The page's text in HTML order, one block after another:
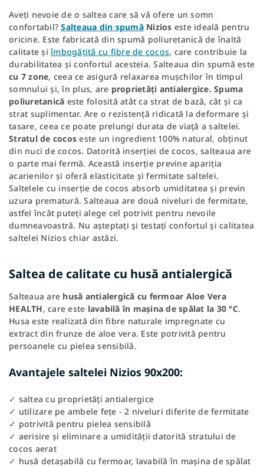
Aveți nevoie de o saltea care să vă ofere un somn
confortabil?Salteaua din spumăNizios este ideală pentru
oricine. Este fabricată din spumă poliuretanică de înaltă
calitate șiîmbogățită cu fibre de cocos, care contribuie la
durabilitatea și confortul acesteia. Salteaua din spumă este
cu 7 zone, ceea ce asigură relaxarea mușchilor în timpul
somnului și, în plus, are proprietăți antialergice. Spuma
poliuretanică este folosită atât ca strat de bază, cât și ca
strat suplimentar. Are o rezistență ridicată la deformare și
tasare, ceea ce poate prelungi durata de viață a saltelei.
Stratul de cocos este un ingredient 100% natural, obținut
din nuci de cocos. Datorită inserției de cocos, salteaua are
o parte mai fermă. Această inserție previne apariția
acarienilor și oferă elasticitate și fermitate saltelei.
Saltelele cu inserție de cocos absorb umiditatea și previn
uzura prematură. Salteaua are două niveluri de fermitate,
astfel încât puteți alege cel potrivit pentru nevoile
dumneavoastră. Nu așteptați și testați confortul și calitatea
saltelei Nizios chiar astăzi.
Saltea de calitate cu husă antialergică
Salteaua are husă antialergică cu fermoar Aloe Vera
HEALTH, care este lavabilă în mașina de spălat la 30 °C.
Husa este realizată din fibre naturale impregnate cu
extract din frunze de aloe vera. Este potrivită pentru
persoanele cu pielea sensibilă.
Avantajele saltelei Nizios 90x200:
✓ saltea cu proprietăți antialergice
✓ utilizare pe ambele fețe - 2 niveluri diferite de fermitate
✓ potrivită pentru pielea sensibilă
✓ aerisire și eliminare a umidității datorită stratului de
cocos aerat
✓ husă detașabilă cu fermoar, lavabilă în mașina de spălat